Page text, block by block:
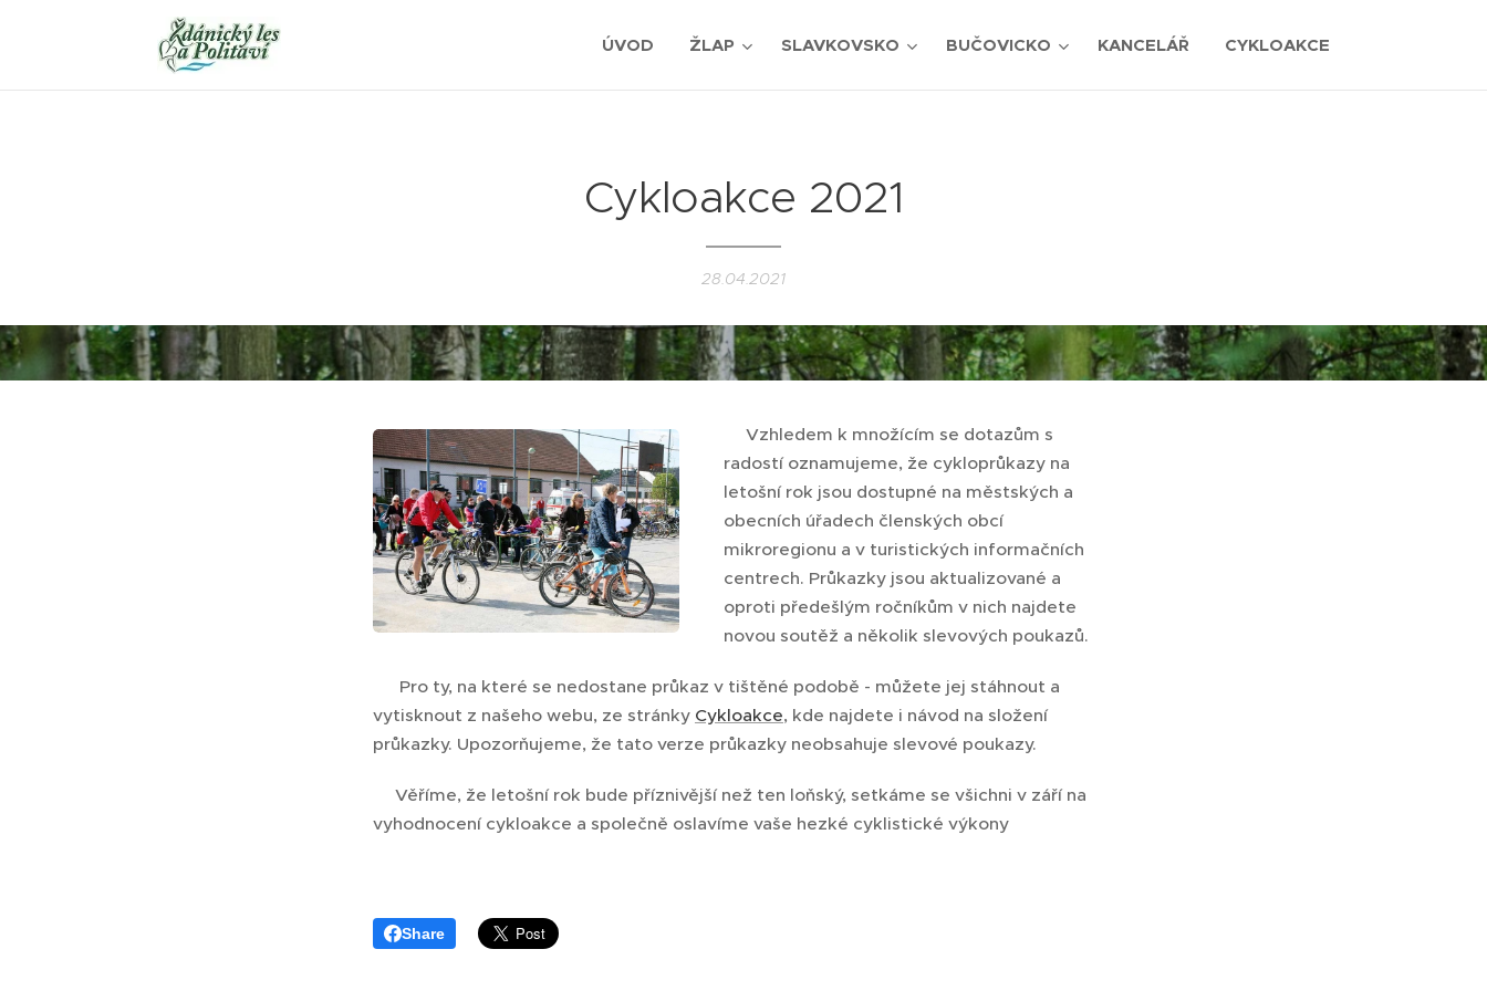
ÚVOD ŽLAP SLAVKOVSKO BUČOVICKO KANCELÁŘ CYKLOAKCE
Cykloakce 2021
28.04.2021
🚲Vzhledem k množícím se dotazům s
radostí oznamujeme, že cykloprůkazy na
letošní rok jsou dostupné na městských a
obecních úřadech členských obcí
mikroregionu a v turistických informačních
centrech. Průkazky jsou aktualizované a
oproti předešlým ročníkům v nich najdete
novou soutěž a několik slevových poukazů.
🚲 Pro ty, na které se nedostane průkaz v tištěné podobě - můžete jej stáhnout a
vytisknout z našeho webu, ze stránky Cykloakce, kde najdete i návod na složení
průkazky. Upozorňujeme, že tato verze průkazky neobsahuje slevové poukazy.
🚲Věříme, že letošní rok bude příznivější než ten loňský, setkáme se všichni v září na
vyhodnocení cykloakce a společně oslavíme vaše hezké cyklistické výkony 🙂
Share